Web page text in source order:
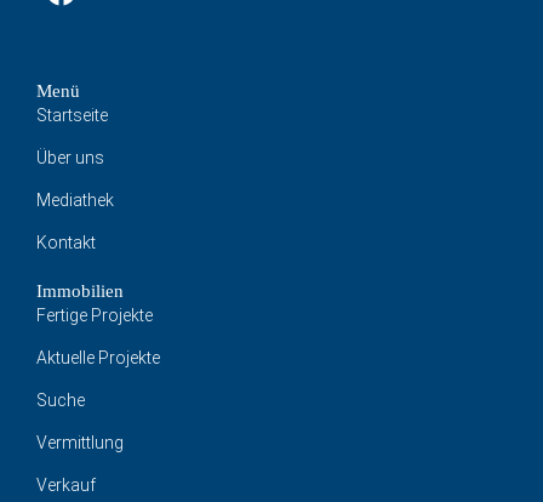
Menü
Startseite
Über uns
Mediathek
Kontakt
Immobilien
Fertige Projekte
Aktuelle Projekte
Suche
Vermittlung
Verkauf